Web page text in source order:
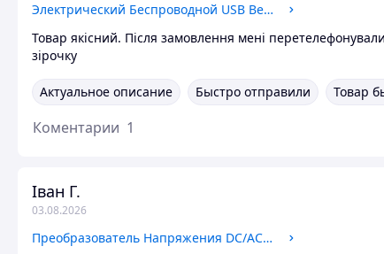
Электрический Беспроводной USB Венчик-Миксер RAF R.322, Капучинатор, Вспениватель, Пенообразователь
Товар якісний. Після замовлення мені
зірочку
Актуальное описание Быстро отправили Товар
Коментарии 1
Іван Г.
03.08.2026
Преобразователь Напряжения DC/AC с 12V на 220V 6000W Чистый Синус LCD, Инвертор Повышающий